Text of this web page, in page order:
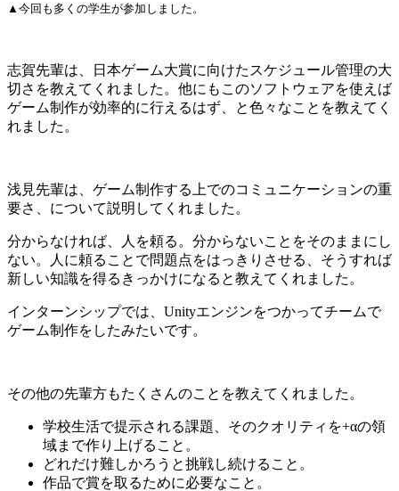
▲今回も多くの学生が参加しました。
志賀先輩は、日本ゲーム大賞に向けたスケジュール管理の大
切さを教えてくれました。他にもこのソフトウェアを使えば
ゲーム制作が効率的に行えるはず、と色々なことを教えてく
れました。
浅見先輩は、ゲーム制作する上でのコミュニケーションの重
要さ、について説明してくれました。
分からなければ、人を頼る。分からないことをそのままにし
ない。人に頼ることで問題点をはっきりさせる、そうすれば
新しい知識を得るきっかけになると教えてくれました。
インターンシップでは、Unityエンジンをつかってチームで
ゲーム制作をしたみたいです。
その他の先輩方もたくさんのことを教えてくれました。
学校生活で提示される課題、そのクオリティを+αの領
域まで作り上げること。
どれだけ難しかろうと挑戦し続けること。
作品で賞を取るために必要なこと。